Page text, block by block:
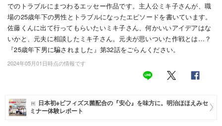
赤ちゃん・育児
子育て・家族
病院
美容・ファッション
住まい
でのトラブルにまつわるエッセー作品です。主人公ミキ子さんが、職
場の25歳年下の男性とトラブルになったエピソードを書いています。
佐藤くんに出て行ってもらいたいミキ子さん、何かいいアイデアはな
いかと、元夫に相談したミキ子さん。元夫が思いついた作戦とは…？
『25歳年下男に騙されました』第32話をごらんください。
2024年05月01日時点の情報です
日本初※ビフィズス菌配合の『安心』を味方に。明治ほほえみセ
ミナー体験レポート